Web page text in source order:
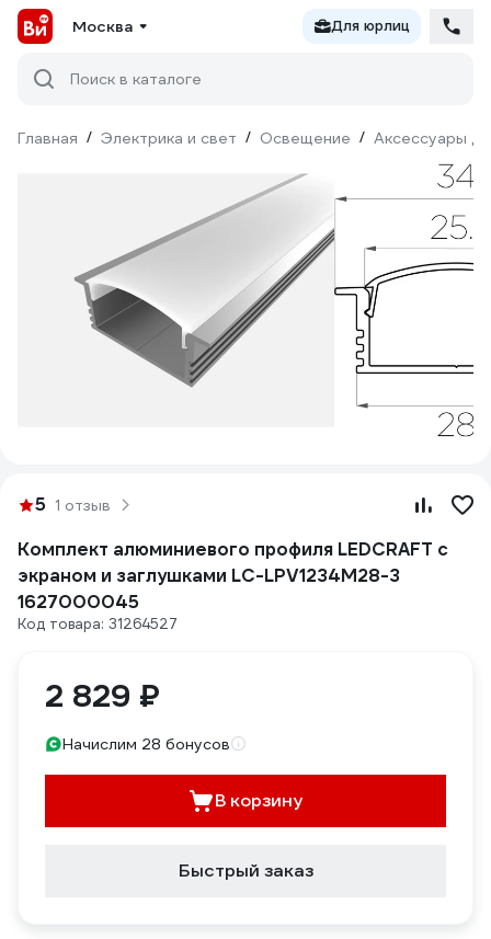
Москва Для юрлиц
Поиск в каталоге
Главная / Электрика и свет / Освещение / Аксессуары
5 1 отзыв
Комплект алюминиевого профиля LEDCRAFT с
экраном и заглушками LC-LPV1234M28-3
1627000045
Код товара: 31264527
2 829 ₽
Начислим 28 бонусов
В корзину
Быстрый заказ